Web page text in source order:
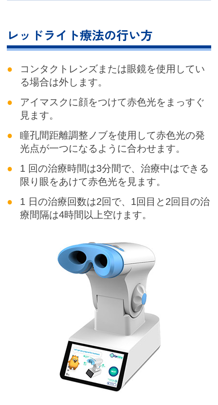
レッドライト療法の行い方
コンタクトレンズまたは眼鏡を使用してい
る場合は外します。
アイマスクに顔をつけて赤色光をまっすぐ
見ます。
瞳孔間距離調整ノブを使用して赤色光の発
光点が一つになるように合わせます。
1 回の治療時間は3分間で、治療中はできる
限り眼をあけて赤色光を見ます。
1 日の治療回数は2回で、1回目と2回目の治
療間隔は4時間以上空けます。